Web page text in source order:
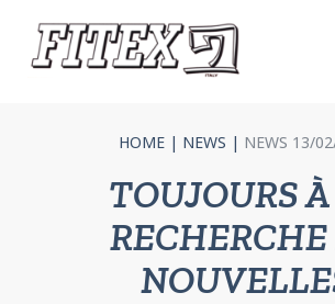
HOME | NEWS | NEWS 13/
TOUJOURS